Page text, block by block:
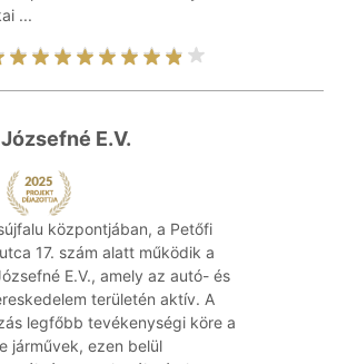
...
E.V.
központjában, a Petőfi
17. szám alatt működik a
E.V., amely az autó- és
területén aktív. A
legfőbb tevékenységi köre a
járművek, ezen belül